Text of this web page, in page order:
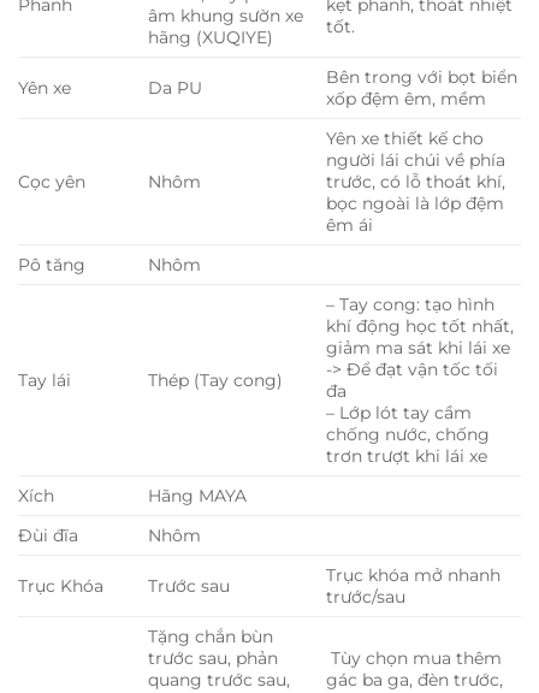
Phanh
âm khung sườn xe
hãng (XUQIYE)
kẹt phanh, thoát nhiệt
tốt.
Yên xe Da PU
Bên trong với bọt biển
xốp đệm êm, mềm
Cọc yên Nhôm
Yên xe thiết kế cho
người lái chúi về phía
trước, có lỗ thoát khí,
bọc ngoài là lớp đệm
êm ái
Pô tăng
Nhôm
Tay lái Thép (Tay cong)
– Tay cong: tạo hình
khí động học tốt nhất,
giảm ma sát khi lái xe
-> Để đạt vận tốc tối
đa
– Lớp lót tay cầm
chống nước, chống
trơn trượt khi lái xe
Xích
Hãng MAYA
Đùi đĩa
Nhôm
Trục Khóa Trước sau
Trục khóa mở nhanh
trước/sau
Tặng chắn bùn
trước sau, phản
quang trước sau,
Tùy chọn mua thêm
gác ba ga, đèn trước,